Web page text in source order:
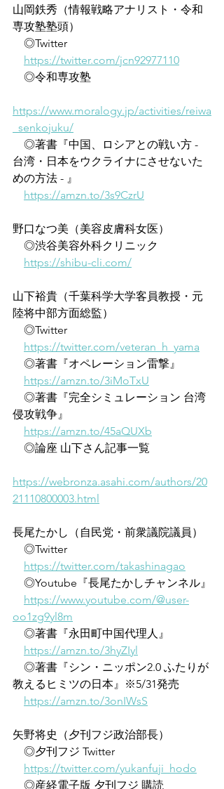
山岡鉄秀（情報戦略アナリスト・令和
専攻塾塾頭）
◎Twitter
https://twitter.com/jcn92977110
◎令和専攻塾
https://www.moralogy.jp/activities/reiwa
_senkojuku/
◎著書『中国、ロシアとの戦い方 -
台湾・日本をウクライナにさせないた
めの方法 - 』
https://amzn.to/3s9CzrU
野口なつ美（美容皮膚科女医）
◎渋谷美容外科クリニック
https://shibu-cli.com/
山下裕貴（千葉科学大学客員教授・元
陸将中部方面総監）
◎Twitter
https://twitter.com/veteran_h_yama
◎著書『オペレーション雷撃』
https://amzn.to/3iMoTxU
◎著書『完全シミュレーション 台湾
侵攻戦争』
https://amzn.to/45aQUXb
◎論座 山下さん記事一覧
https://webronza.asahi.com/authors/20
21110800003.html
長尾たかし（自民党・前衆議院議員）
◎Twitter
https://twitter.com/takashinagao
◎Youtube『長尾たかしチャンネル』
https://www.youtube.com/@user-
oo1zg9yl8m
◎著書『永田町中国代理人』
https://amzn.to/3hyZIyl
◎著書『シン・ニッポン2.0 ふたりが
教えるヒミツの日本』※5/31発売
https://amzn.to/3onIWsS
矢野将史（夕刊フジ政治部長）
◎夕刊フジ Twitter
https://twitter.com/yukanfuji_hodo
◎産経電子版 夕刊フジ 購読